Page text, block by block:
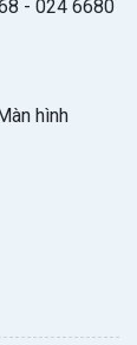
- 024 6680
hình